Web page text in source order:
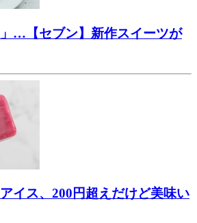
…【セブン】新作スイーツが
イス、200円超えだけど美味い